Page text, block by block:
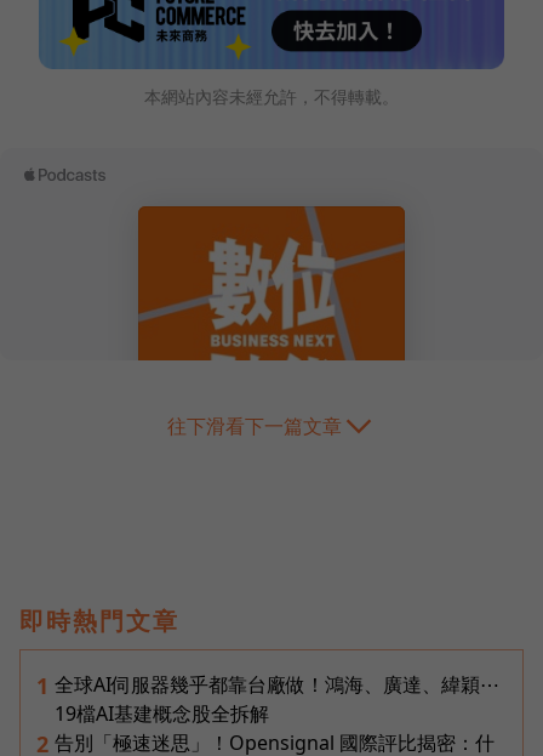
本網站內容未經允許，不得轉載。
往下滑看下一篇文章
即時熱門文章
1 全球AI伺服器幾乎都靠台廠做！鴻海、廣達、緯穎⋯
19檔AI基建概念股全拆解
2 告別「極速迷思」！Opensignal 國際評比揭密：什